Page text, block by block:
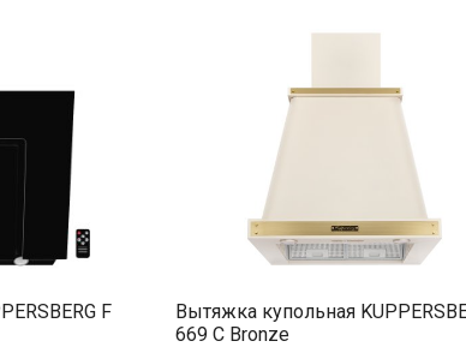
F
Вытяжка купольная
669 C Bronze